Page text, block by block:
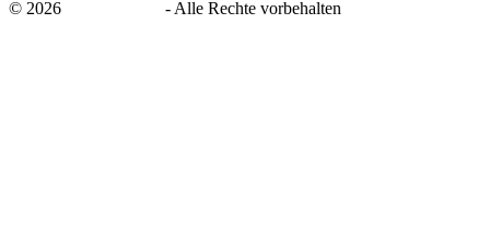
© 2026 - Alle Rechte vorbehalten